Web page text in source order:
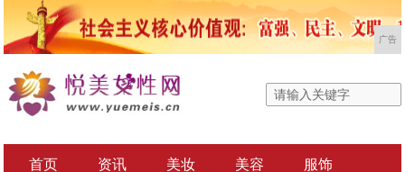
广告
首页 资讯 美妆 美容 服饰